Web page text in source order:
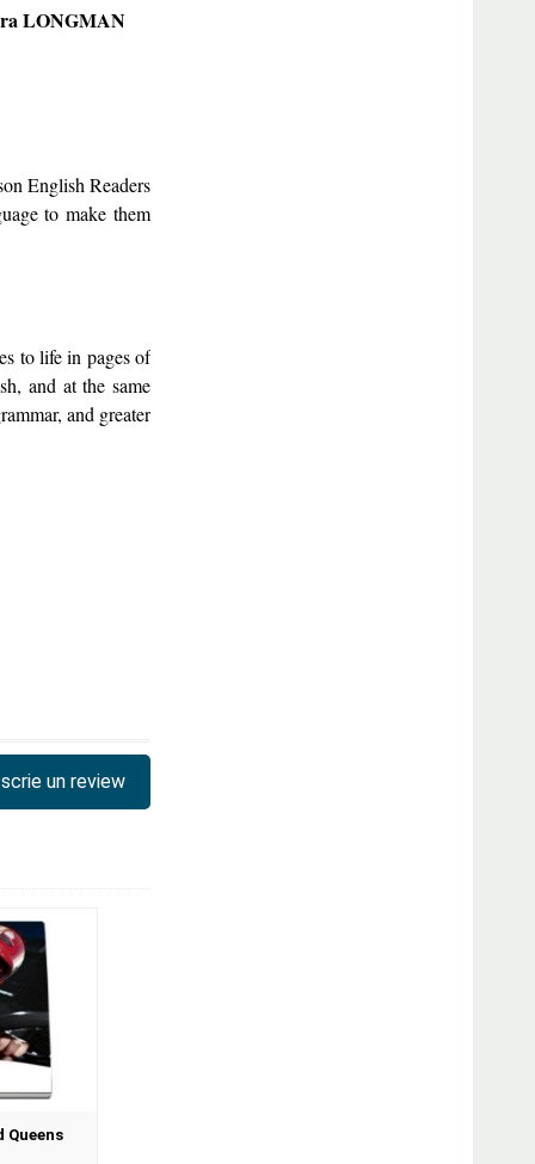
LONGMAN
English Readers
to make them
to life in pages of
and at the same
and greater
scrie un review
Queens